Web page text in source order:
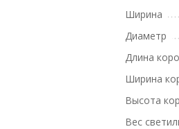
Ширина
Диаметр
Длина
Ширина
Высота
Вес